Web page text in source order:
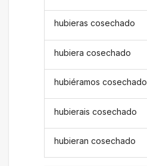
hubieras cosechado
hubiera cosechado
hubiéramos cosechado
hubierais cosechado
hubieran cosechado